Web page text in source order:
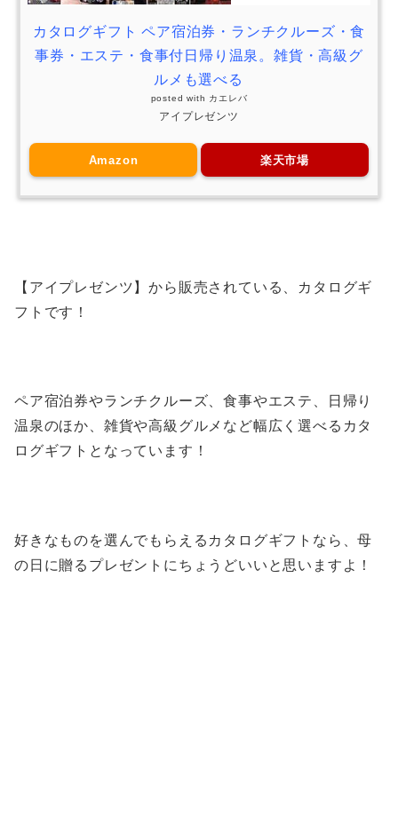
カタログギフト ペア宿泊券・ランチクルーズ・食
事券・エステ・食事付日帰り温泉。雑貨・高級グ
ルメも選べる
posted with カエレバ
アイプレゼンツ
Amazon 楽天市場
【アイプレゼンツ】から販売されている、カタログギ
フトです！
ペア宿泊券やランチクルーズ、食事やエステ、日帰り
温泉のほか、雑貨や高級グルメなど幅広く選べるカタ
ログギフトとなっています！
好きなものを選んでもらえるカタログギフトなら、母
の日に贈るプレゼントにちょうどいいと思いますよ！